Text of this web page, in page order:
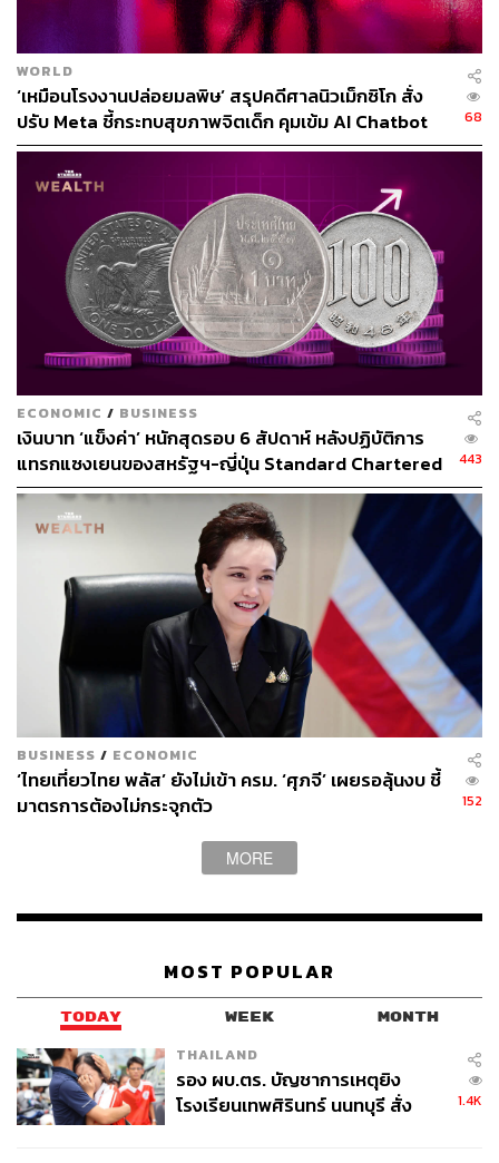
สถานการณ์สารเร่งเนื้อแดงในไทย
ในประเทศไทย ‘สารเร่งเนื้อแดง’ ถูกจัดให้เป็นวัตถุห้ามใช้
ผสมในอาหารสัตว์มาเป็นเวลานาน มีการขับเคลื่อนข้อ
กฎหมายและนโยบายอย่างจริงจังโดย กระทรวงเกษตรและ
สหกรณ์ ผ่านมาตราการเชิงรุก โดยเฉพาะการเปิดตัว ‘ปฎิบัติ
การอวสานสารเร่งเนื้อแดง’ เพื่อกำจัดสารเร่งเนื้อแดงให้หมด
ไปจากห่วงโซ่การผลิตปศุสัตว์ ตั้งแต่การตรวจสอบฟาร์มเลี้ยง
ที่เป็นต้นตอของปัญหา ไปจนถึงเฝ้าระวังโรงงานอาหารสัตว์ที่
อาจเป็นช่องทางการลักลอบการใช้สารต้องห้าม ครอบคลุม
ไปถึงจุดจำหน่ายและโรงฆ่าสัตว์ พร้อมทั้งมีมาตรการลงโทษ
ผู้ที่ลักลอบใช้สารต้องห้ามนี้อย่างจริงจัง
จากการสุ่มตรวจปัสสาวะหมูในฟาร์ม พบว่ามีผลเป็นบวกเพียง
0.16% เท่านั้น และมีการรับรองฟาร์มปลอดสารเร่งเนื้อแดง
รวมกว่า 5,000 แห่ง
อย่างไรก็ตาม แม้จะมีกฎหมายควบคุมที่เข้มงวด แต่ยังคงพบ
การลักลอบใช้สารเร่งเนื้อแดงอยู่บ้าง โดยมีปัจจัยสำคัญจาก
แรงจูงใจทางเศรษฐกิจของเกษตรกรที่ต้องการผลิตเนื้อสัตว์
ไขมันต่ำและสีแดงสวยเพื่อตอบสนองความต้องการของ
ตลาด ขณะเดียวกัน การเฝ้าระวังของภาครัฐยังต้องดำเนิน
การภายใต้ข้อจำกัดของทรัพยากรที่มีอยู่ ซึ่งทำให้การตรวจ
สอบครอบคลุมได้ในบางพื้นที่หรือช่วงเวลาเท่านั้นซึ่งทาง
กระทรวงเกษตรและสหกรณ์ ก็มีมาตรการสร้างความเชื่อมั่น
ให้ผู้บริโภค ผ่านเครื่องหมายรับรองสัญลักษณ์ Q รวมถึง
สัญลักษณ์นี้มากถึง 8,000 แห่งทั่วประเทศ ถือเป็นกลไกสำคัญ
ที่ช่วยสร้างความเชื่อมั่นให้กับผู้บริโภคได้ว่าสินค้ามี
มาตรฐานฟาร์ม มาจากโรงฆ่าสัตว์ที่ถูกสุขอนามัย และไม่มี
WORLD
‘เหมือนโรงงานปล่อยมลพิษ’ สรุปคดีศาลนิวเม็กซิโก สั่ง
ปรับ Meta ชี้กระทบสุขภาพจิตเด็ก คุมเข้ม AI Chatbot
68
ECONOMIC / BUSINESS
เงินบาท ‘แข็งค่า’ หนักสุดรอบ 6 สัปดาห์ หลังปฏิบัติการ
แทรกแซงเยนของสหรัฐฯ-ญี่ปุ่น Standard Chartered
เปิดเป้าสิ้นปีนี้จ่อแข็งต่อแตะ 32.50 บาทต่อดอลลาร์
443
BUSINESS / ECONOMIC
‘ไทยเที่ยวไทย พลัส’ ยังไม่เข้า ครม. ‘ศุภจี’ เผยรอลุ้นงบ ชี้
มาตรการต้องไม่กระจุกตัว
152
MORE
MOST POPULAR
TODAY WEEK MONTH
THAILAND
รอง ผบ.ตร. บัญชาการเหตุยิง
โรงเรียนเทพศิรินทร์ นนทบุรี สั่ง
1.4K